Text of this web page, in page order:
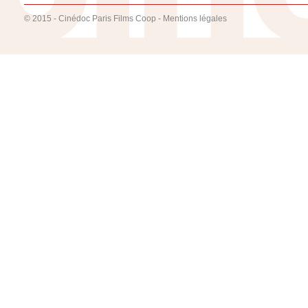
© 2015 - Cinédoc Paris Films Coop - Mentions légales